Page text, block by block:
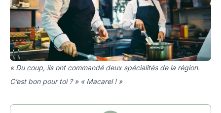
« Du coup, ils ont commandé deux spécialités de la région.
C’est bon pour toi ? » « Macarel ! »